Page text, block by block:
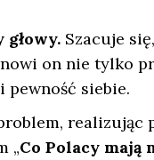
Szacuje
on nie tylko
pewność siebie.
„Co Polacy mają